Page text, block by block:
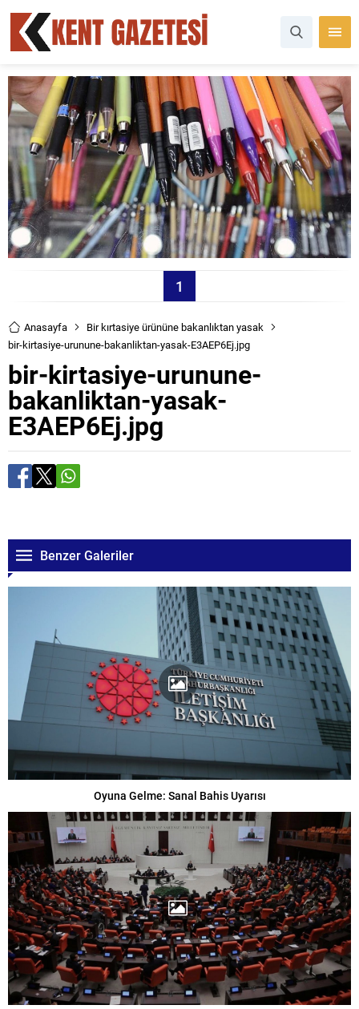
1
Anasayfa
Bir kırtasiye ürününe bakanlıktan yasak
bir-kirtasiye-urunune-bakanliktan-yasak-E3AEP6Ej.jpg
bir-kirtasiye-urunune-
bakanliktan-yasak-
E3AEP6Ej.jpg
Benzer Galeriler
Oyuna Gelme: Sanal Bahis Uyarısı